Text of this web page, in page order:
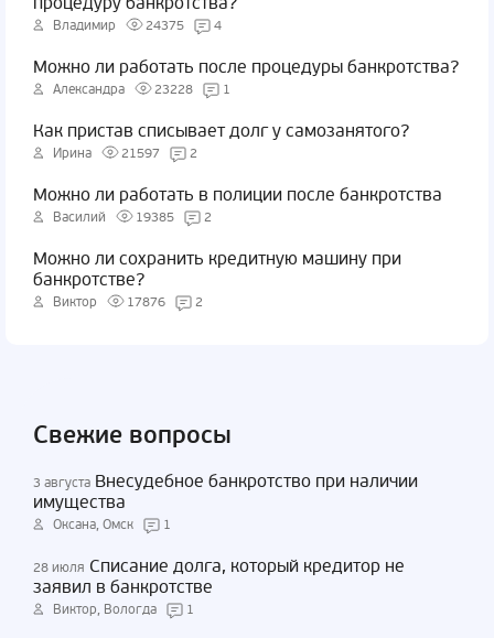
Владимир 24375 4
Можно ли работать после процедуры банкротства?
Александра 23228 1
Как пристав списывает долг у самозанятого?
Ирина 21597 2
Можно ли работать в полиции после банкротства
Василий 19385 2
Можно ли сохранить кредитную машину при
банкротстве?
Виктор 17876 2
Свежие вопросы
3 августа Внесудебное банкротство при наличии
имущества
Оксана, Омск 1
28 июля Списание долга, который кредитор не
заявил в банкротстве
Виктор, Вологда 1